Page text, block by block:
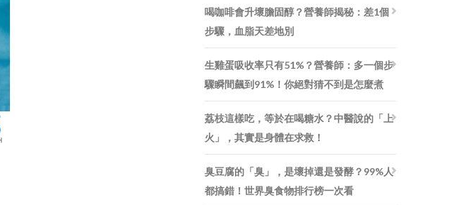
喝咖啡會升壞膽固醇？營養師揭秘：差1個
步驟，血脂天差地別
生雞蛋吸收率只有51%？營養師：多一個步
驟瞬間飆到91%！你絕對猜不到是怎麼煮
荔枝這樣吃，等於在喝糖水？中醫說的「上
火」，其實是身體在求救！
臭豆腐的「臭」，是壞掉還是發酵？99%人
都搞錯！世界臭食物排行榜一次看